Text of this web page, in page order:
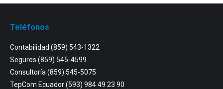
Teléfonos
Contabilidad (859) 543-1322
Seguros (859) 545-4599
Consultoría (859) 545-5075
TepCom Ecuador(593) 984 49 23 90